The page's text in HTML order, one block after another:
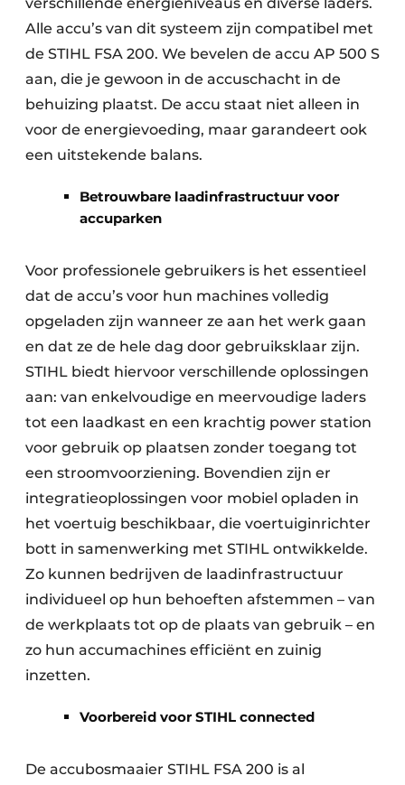
Alle accu’s van dit systeem zijn compatibel met
de STIHL FSA 200. We bevelen de accu AP 500 S
aan, die je gewoon in de accuschacht in de
behuizing plaatst. De accu staat niet alleen in
voor de energievoeding, maar garandeert ook
een uitstekende balans.
Betrouwbare laadinfrastructuur voor
accuparken
Voor professionele gebruikers is het essentieel
dat de accu’s voor hun machines volledig
opgeladen zijn wanneer ze aan het werk gaan
en dat ze de hele dag door gebruiksklaar zijn.
STIHL biedt hiervoor verschillende oplossingen
aan: van enkelvoudige en meervoudige laders
tot een laadkast en een krachtig power station
voor gebruik op plaatsen zonder toegang tot
een stroomvoorziening. Bovendien zijn er
integratieoplossingen voor mobiel opladen in
het voertuig beschikbaar, die voertuiginrichter
bott in samenwerking met STIHL ontwikkelde.
Zo kunnen bedrijven de laadinfrastructuur
individueel op hun behoeften afstemmen – van
de werkplaats tot op de plaats van gebruik – en
zo hun accumachines efficiënt en zuinig
inzetten.
Voorbereid voor STIHL connected
De accubosmaaier STIHL FSA 200 is al